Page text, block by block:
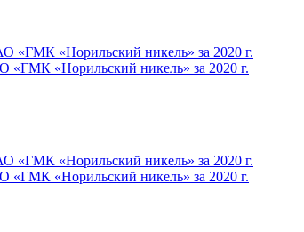
«ГМК «Норильский никель» за 2020 г.
«ГМК «Норильский никель» за 2020 г.
«ГМК «Норильский никель» за 2020 г.
«ГМК «Норильский никель» за 2020 г.